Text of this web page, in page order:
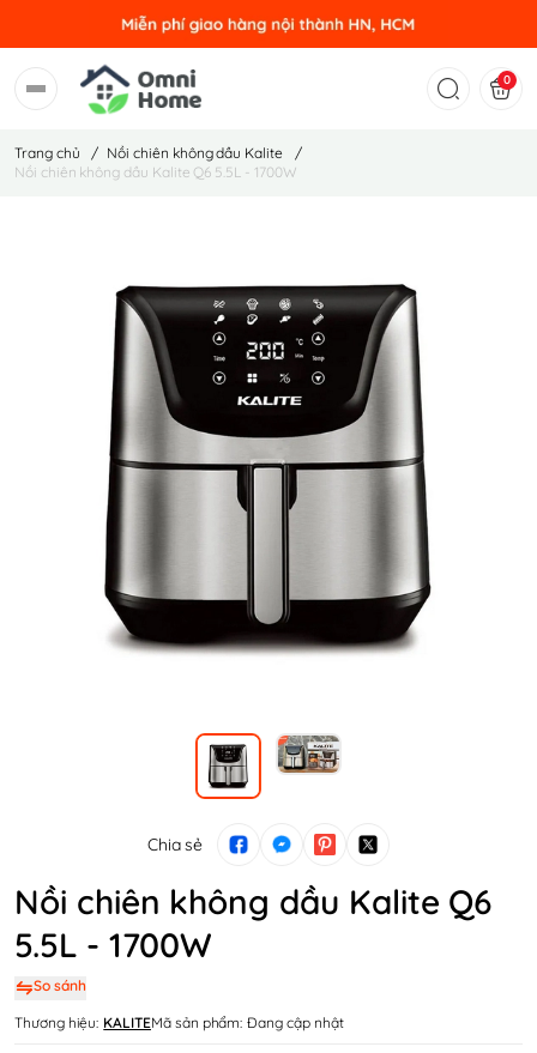
0
Trang chủ / Nồi chiên không dầu Kalite
/
Nồi chiên không dầu Kalite Q6 5.5L - 1700W
Chia sẻ
Nồi chiên không dầu Kalite Q6
5.5L - 1700W
So sánh
Thương hiệu: KALITEMã sản phẩm: Đang cập nhật